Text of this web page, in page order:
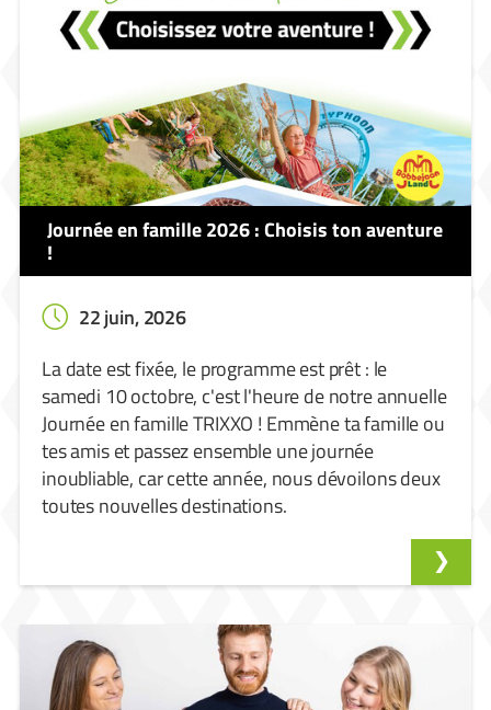
Journée en famille 2026 : Choisis ton aventure
!
22 juin, 2026
La date est fixée, le programme est prêt : le
samedi 10 octobre, c'est l'heure de notre annuelle
Journée en famille TRIXXO ! Emmène ta famille ou
tes amis et passez ensemble une journée
inoubliable, car cette année, nous dévoilons deux
toutes nouvelles destinations.